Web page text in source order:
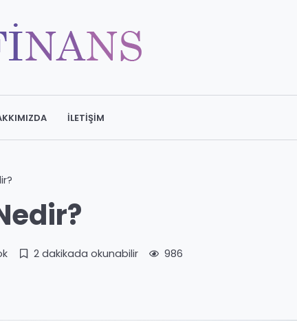
İLETIŞIM
2 dakikada okunabilir 986